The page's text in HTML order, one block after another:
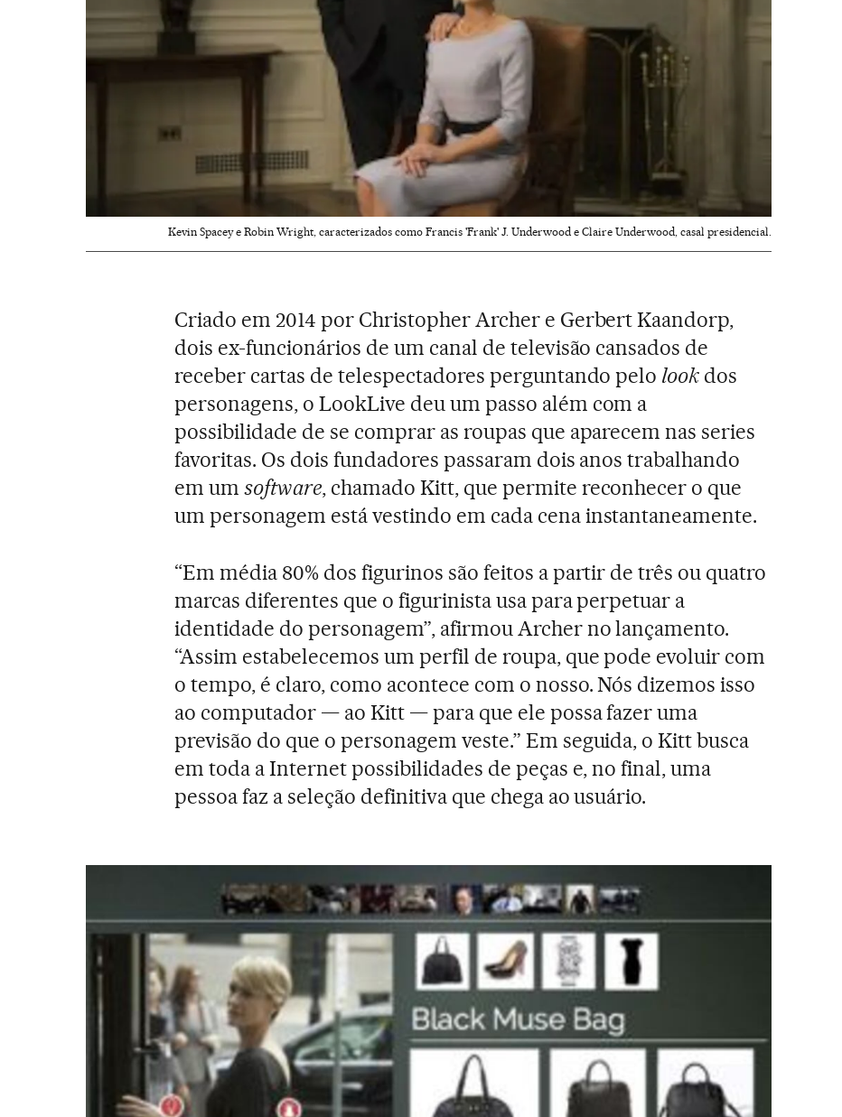
Kevin Spacey e Robin Wright, caracterizados como Francis 'Frank' J. Underwood e Claire Underwood, casal presidencial.
Criado em 2014 por Christopher Archer e Gerbert Kaandorp,
dois ex-funcionários de um canal de televisão cansados de
receber cartas de telespectadores perguntando pelo look dos
personagens, o LookLive deu um passo além com a
possibilidade de se comprar as roupas que aparecem nas series
favoritas. Os dois fundadores passaram dois anos trabalhando
em umsoftware, chamado Kitt, que permite reconhecer o que
um personagem está vestindo em cada cena instantaneamente.
“Em média 80% dos figurinos são feitos a partir de três ou quatro
marcas diferentes que o figurinista usa para perpetuar a
identidade do personagem”, afirmou Archer no lançamento.
“Assim estabelecemos um perfil de roupa, que pode evoluir com
o tempo, é claro, como acontece com o nosso. Nós dizemos isso
ao computador — ao Kitt — para que ele possa fazer uma
previsão do que o personagem veste.” Em seguida, o Kitt busca
em toda a Internet possibilidades de peças e, no final, uma
pessoa faz a seleção definitiva que chega ao usuário.